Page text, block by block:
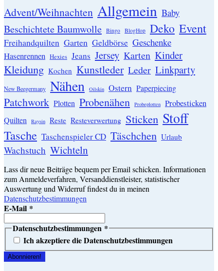
Advent/Weihnachten Allgemein Baby
Beschichtete Baumwolle Bingo BlogHop Deko Event
Freihandquilten Garten Geldbörse Geschenke
Hasenrennen Hexies Jeans Jersey Karten Kinder
Kleidung Kochen Kunstleder Leder Linkparty
New Beegermany Nähen Oilskin Ostern Paperpiecing
Patchwork Plotten Probenähen Probeplotten Probesticken
Quilten Raysin Reste Resteverwertung Sticken Stoff
Tasche Taschenspieler CD Täschchen Urlaub
Wachstuch Wichteln
Lass dir neue Beiträge bequem per Email schicken. Informationen
zum Anmeldeverfahren, Versanddienstleister, statistischer
Auswertung und Widerruf findest du in meinen
Datenschutzbestimmungen
E-Mail *
Datenschutzbestimmungen *
Ich akzeptiere die Datenschutzbestimmungen